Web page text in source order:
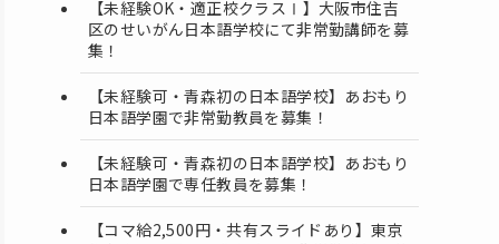
【未経験OK・適正校クラスⅠ】大阪市住吉
区のせいがん日本語学校にて非常勤講師を募
集！
【未経験可・青森初の日本語学校】あおもり
日本語学園で非常勤教員を募集！
【未経験可・青森初の日本語学校】あおもり
日本語学園で専任教員を募集！
【コマ給2,500円・共有スライドあり】東京